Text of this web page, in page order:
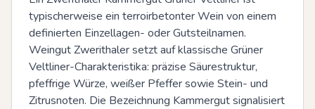
typischerweise ein terroirbetonter Wein von einem
definierten Einzellagen- oder Gutsteilnamen.
Weingut Zwerithaler setzt auf klassische Grüner
Veltliner-Charakteristika: präzise Säurestruktur,
pfeffrige Würze, weißer Pfeffer sowie Stein- und
Zitrusnoten. Die Bezeichnung Kammergut signalisiert